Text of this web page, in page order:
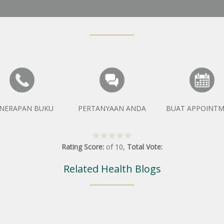
BUKU PERTANYAAN ANDA BUAT
Rating Score: of 10, Total Vote:
Related Health Blogs